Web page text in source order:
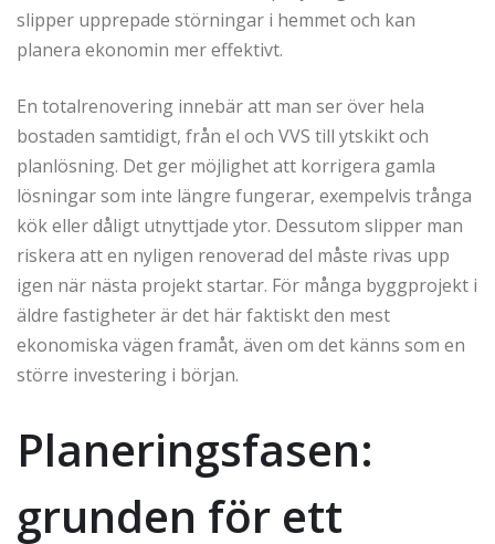
slipper upprepade störningar i hemmet och kan
planera ekonomin mer effektivt.
En totalrenovering innebär att man ser över hela
bostaden samtidigt, från el och VVS till ytskikt och
planlösning. Det ger möjlighet att korrigera gamla
lösningar som inte längre fungerar, exempelvis trånga
kök eller dåligt utnyttjade ytor. Dessutom slipper man
riskera att en nyligen renoverad del måste rivas upp
igen när nästa projekt startar. För många byggprojekt i
äldre fastigheter är det här faktiskt den mest
ekonomiska vägen framåt, även om det känns som en
större investering i början.
Planeringsfasen:
grunden för ett